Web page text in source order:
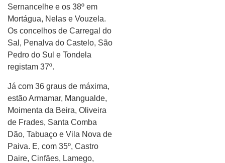
Sernancelhe e os 38º em
Mortágua, Nelas e Vouzela.
Os concelhos de Carregal do
Sal, Penalva do Castelo, São
Pedro do Sul e Tondela
registam 37º.
Já com 36 graus de máxima,
estão Armamar, Mangualde,
Moimenta da Beira, Oliveira
de Frades, Santa Comba
Dão, Tabuaço e Vila Nova de
Paiva. E, com 35º, Castro
Daire, Cinfães, Lamego,